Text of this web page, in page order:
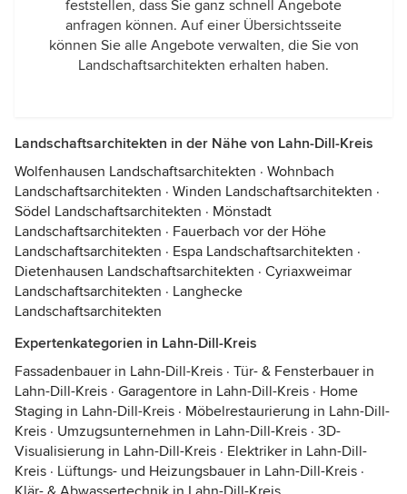
feststellen, dass Sie ganz schnell Angebote
anfragen können. Auf einer Übersichtsseite
können Sie alle Angebote verwalten, die Sie von
Landschaftsarchitekten erhalten haben.
Landschaftsarchitekten in der Nähe von Lahn-Dill-Kreis
Wolfenhausen Landschaftsarchitekten · Wohnbach
Landschaftsarchitekten · Winden Landschaftsarchitekten ·
Södel Landschaftsarchitekten · Mönstadt
Landschaftsarchitekten · Fauerbach vor der Höhe
Landschaftsarchitekten · Espa Landschaftsarchitekten ·
Dietenhausen Landschaftsarchitekten · Cyriaxweimar
Landschaftsarchitekten · Langhecke
Landschaftsarchitekten
Expertenkategorien in Lahn-Dill-Kreis
Fassadenbauer in Lahn-Dill-Kreis · Tür- & Fensterbauer in
Lahn-Dill-Kreis · Garagentore in Lahn-Dill-Kreis · Home
Staging in Lahn-Dill-Kreis · Möbelrestaurierung in Lahn-Dill-
Kreis · Umzugsunternehmen in Lahn-Dill-Kreis · 3D-
Visualisierung in Lahn-Dill-Kreis · Elektriker in Lahn-Dill-
Kreis · Lüftungs- und Heizungsbauer in Lahn-Dill-Kreis ·